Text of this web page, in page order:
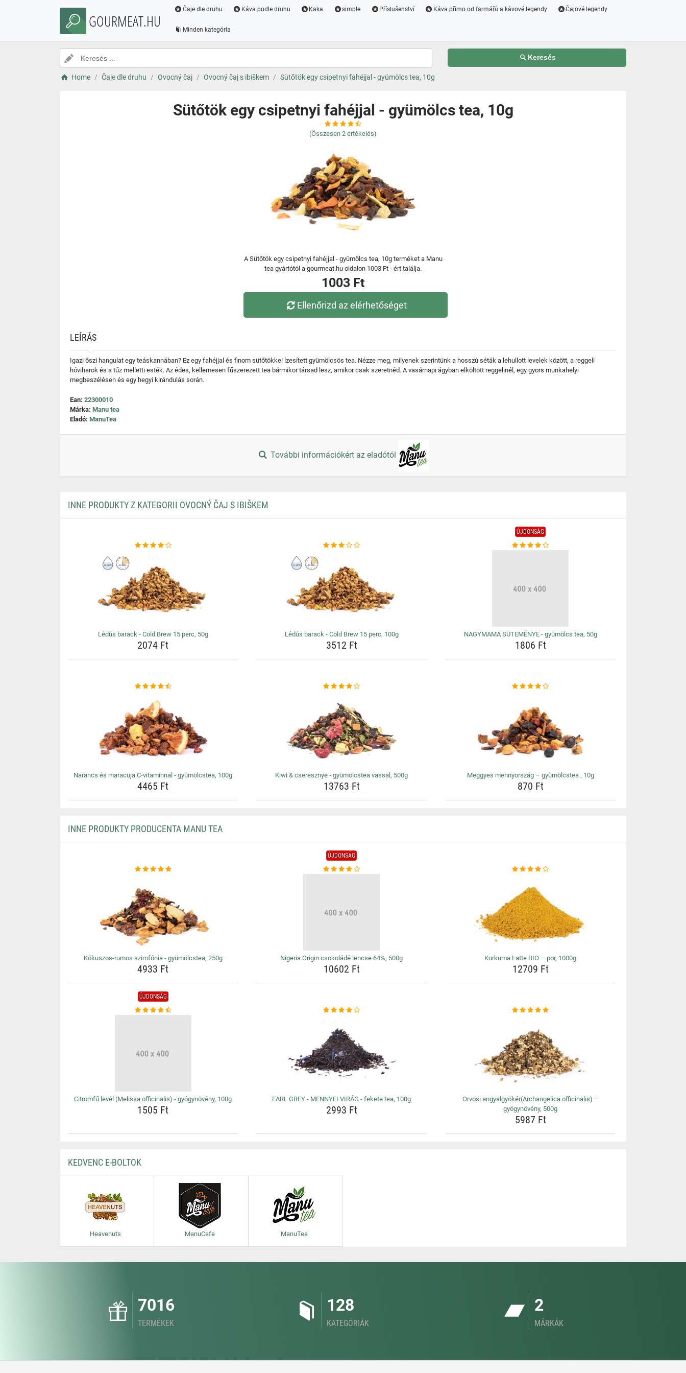
GOURMEAT.HU
Čaje dle druhu Káva podle druhu Kaka simple Příslušenství Káva přímo od farmářů a kávové legendy Čajové legendy
Minden kategória
Keresés
Home Čaje dle druhu Ovocný čaj Ovocný čaj s ibiškem Sütőtök egy csipetnyi fahéjjal - gyümölcs tea, 10g
Sütőtök egy csipetnyi fahéjjal - gyümölcs tea, 10g
(Összesen 2 értékelés)
A Sütőtök egy csipetnyi fahéjjal - gyümölcs tea, 10g terméket a Manu
tea gyártótól a gourmeat.hu oldalon 1003 Ft - ért találja.
1003 Ft
Ellenőrizd az elérhetőséget
LEÍRÁS
Igazi őszi hangulat egy teáskannában? Ez egy fahéjjal és finom sütőtökkel ízesített gyümölcsös tea. Nézze meg, milyenek szerintünk a hosszú séták a lehullott levelek között, a reggeli
hóviharok és a tűz melletti esték. Az édes, kellemesen fűszerezett tea bármikor társad lesz, amikor csak szeretnéd. A vasárnapi ágyban elköltött reggelinél, egy gyors munkahelyi
megbeszélésen és egy hegyi kirándulás során.
Ean: 22300010
Márka: Manu tea
Eladó: ManuTea
További információkért az eladótól
INNE PRODUKTY Z KATEGORII OVOCNÝ ČAJ S IBIŠKEM
Lédús barack - Cold Brew 15 perc, 50g
2074 Ft
Lédús barack - Cold Brew 15 perc, 100g
3512 Ft
ÚJDONSÁG
NAGYMAMA SÜTEMÉNYE - gyümölcs tea, 50g
1806 Ft
Narancs és maracuja C-vitaminnal - gyümölcstea, 100g
4465 Ft
Kiwi & cseresznye - gyümölcstea vassal, 500g
13763 Ft
Meggyes mennyország – gyümölcstea , 10g
870 Ft
INNE PRODUKTY PRODUCENTA MANU TEA
Kókuszos-rumos szimfónia - gyümölcstea, 250g
4933 Ft
ÚJDONSÁG
Nigeria Origin csokoládé lencse 64%, 500g
10602 Ft
Kurkuma Latte BIO – por, 1000g
12709 Ft
ÚJDONSÁG
Citromfű levél (Melissa officinalis) - gyógynövény, 100g
1505 Ft
EARL GREY - MENNYEI VIRÁG - fekete tea, 100g
2993 Ft
Orvosi angyalgyökér(Archangelica officinalis) –
gyógynövény, 500g
5987 Ft
KEDVENC E-BOLTOK
Heavenuts ManuCafe ManuTea
7016
TERMÉKEK
128
KATEGÓRIÁK
2
MÁRKÁK